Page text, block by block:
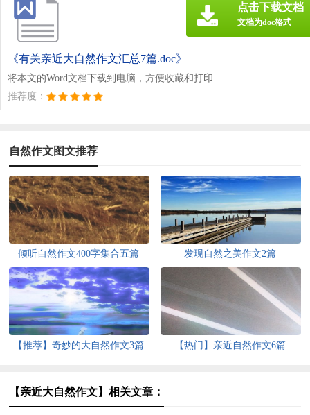
《有关亲近大自然作文汇总7篇.doc》
将本文的Word文档下载到电脑，方便收藏和打印
推荐度：
点击下载文档
文档为doc格式
自然作文图文推荐
倾听自然作文400字集合五篇 发现自然之美作文2篇
【推荐】奇妙的大自然作文3篇 【热门】亲近自然作文6篇
【亲近大自然作文】相关文章：